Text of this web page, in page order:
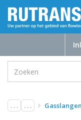
. . . . . . Gasslangen